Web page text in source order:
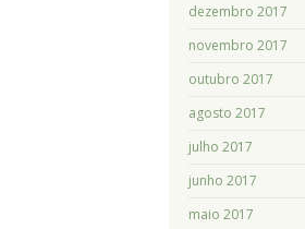
dezembro 2017
novembro 2017
outubro 2017
agosto 2017
julho 2017
junho 2017
maio 2017